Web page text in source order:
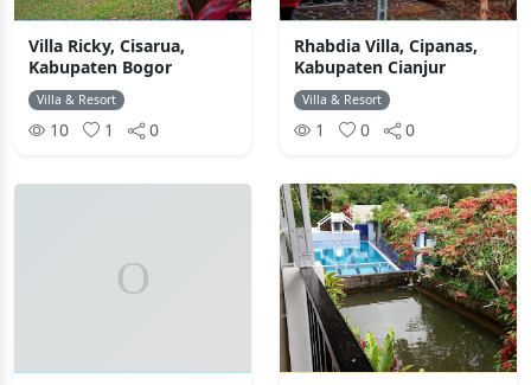
Villa Ricky, Cisarua,
Kabupaten Bogor
Villa & Resort
10 1 0
Rhabdia Villa, Cipanas,
Kabupaten Cianjur
Villa & Resort
1 0 0